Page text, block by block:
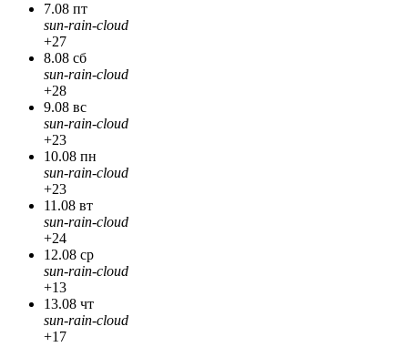
7.08 пт
sun-rain-cloud
+27
8.08 сб
sun-rain-cloud
+28
9.08 вс
sun-rain-cloud
+23
10.08 пн
sun-rain-cloud
+23
11.08 вт
sun-rain-cloud
+24
12.08 ср
sun-rain-cloud
+13
13.08 чт
sun-rain-cloud
+17